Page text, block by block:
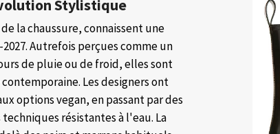
Stylistique
la chaussure, connaissent une
Autrefois perçues comme un
de pluie ou de froid, elles sont
Les designers ont
options vegan, en passant par des
résistantes à l'eau. La